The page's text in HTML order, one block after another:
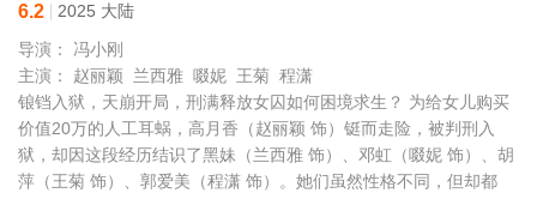
6.2 2025 大陆
导演： 冯小刚
主演： 赵丽颖 兰西雅 啜妮 王菊 程潇
锒铛入狱，天崩开局，刑满释放女囚如何困境求生？ 为给女儿购买
价值20万的人工耳蜗，高月香（赵丽颖 饰）铤而走险，被判刑入
狱，却因这段经历结识了黑妹（兰西雅 饰）、邓虹（啜妮 饰）、胡
萍（王菊 饰）、郭爱美（程潇 饰）。她们虽然性格不同，但却都